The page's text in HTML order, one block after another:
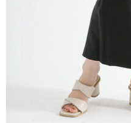
１．透過由恩沛科技股份有限公司
易，需依本服務之必要範圍內提供
權轉讓予恩沛科技股份有限公司。
２．關於個人資料處理事宜，請瀏
https://aftee.tw/terms/#terms3
３．未成年的使用者請事先徵得法
「AFTEE先享後付」，若未經同意
４．使用「AFTEE先享後付」時，
每筆NT$60，滿NT$888(含以上
每筆NT$60，滿NT$888(含以上
每筆NT$90，滿NT$888(含以